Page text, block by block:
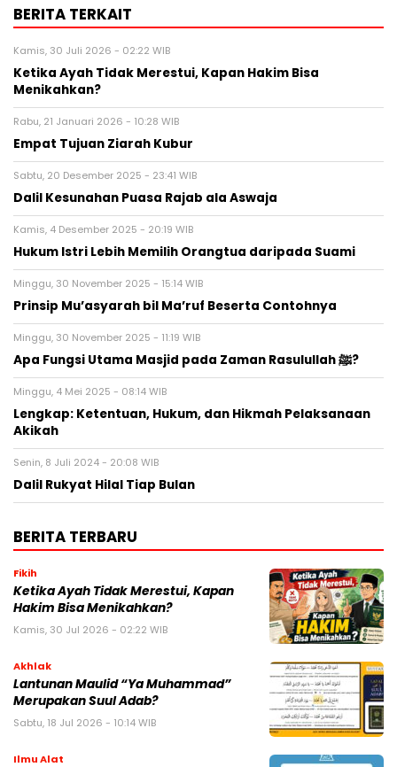
BERITA TERKAIT
Kamis, 30 Juli 2026 - 02:22 WIB
Ketika Ayah Tidak Merestui, Kapan Hakim Bisa
Menikahkan?
Rabu, 21 Januari 2026 - 10:28 WIB
Empat Tujuan Ziarah Kubur
Sabtu, 20 Desember 2025 - 23:41 WIB
Dalil Kesunahan Puasa Rajab ala Aswaja
Kamis, 4 Desember 2025 - 20:19 WIB
Hukum Istri Lebih Memilih Orangtua daripada Suami
Minggu, 30 November 2025 - 15:14 WIB
Prinsip Mu’asyarah bil Ma’ruf Beserta Contohnya
Minggu, 30 November 2025 - 11:19 WIB
Apa Fungsi Utama Masjid pada Zaman Rasulullah ﷺ?
Minggu, 4 Mei 2025 - 08:14 WIB
Lengkap: Ketentuan, Hukum, dan Hikmah Pelaksanaan
Akikah
Senin, 8 Juli 2024 - 20:08 WIB
Dalil Rukyat Hilal Tiap Bulan
BERITA TERBARU
Fikih
Ketika Ayah Tidak Merestui, Kapan
Hakim Bisa Menikahkan?
Kamis, 30 Jul 2026 - 02:22 WIB
Akhlak
Lantunan Maulid “Ya Muhammad”
Merupakan Suul Adab?
Sabtu, 18 Jul 2026 - 10:14 WIB
Ilmu Alat